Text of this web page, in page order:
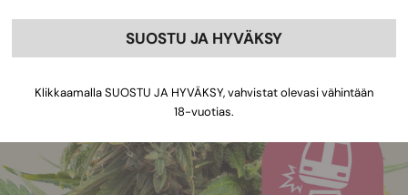
SUOSTU JA HYVÄKSY
Klikkaamalla SUOSTU JA HYVÄKSY, vahvistat olevasi vähintään
18-vuotias.